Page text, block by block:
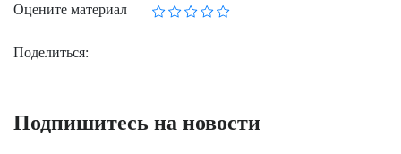
Оцените материал
Поделиться:
Подпишитесь на новости